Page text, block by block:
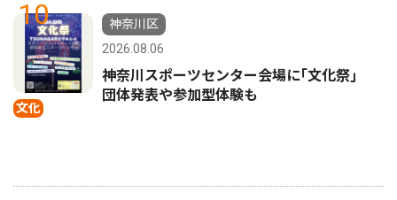
10
文化
神奈川区
2026.08.06
神奈川スポーツセンター会場に｢文化祭｣
団体発表や参加型体験も